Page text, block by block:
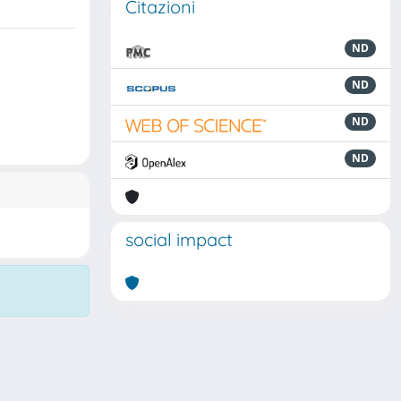
Citazioni
ND
ND
ND
ND
social impact